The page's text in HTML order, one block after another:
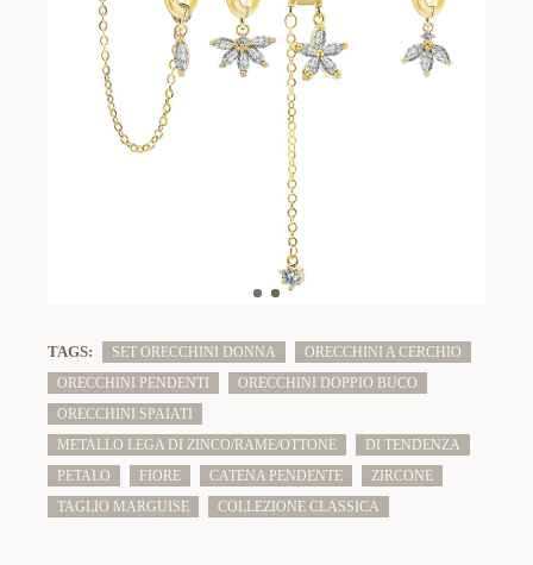
TAGS: SET ORECCHINI DONNA
ORECCHINI A CERCHIO
ORECCHINI PENDENTI
ORECCHINI DOPPIO BUCO
ORECCHINI SPAIATI
METALLO LEGA DI ZINCO/RAME/OTTONE
DI TENDENZA
PETALO
FIORE CATENA PENDENTE
ZIRCONE
TAGLIO MARGUISE
COLLEZIONE CLASSICA